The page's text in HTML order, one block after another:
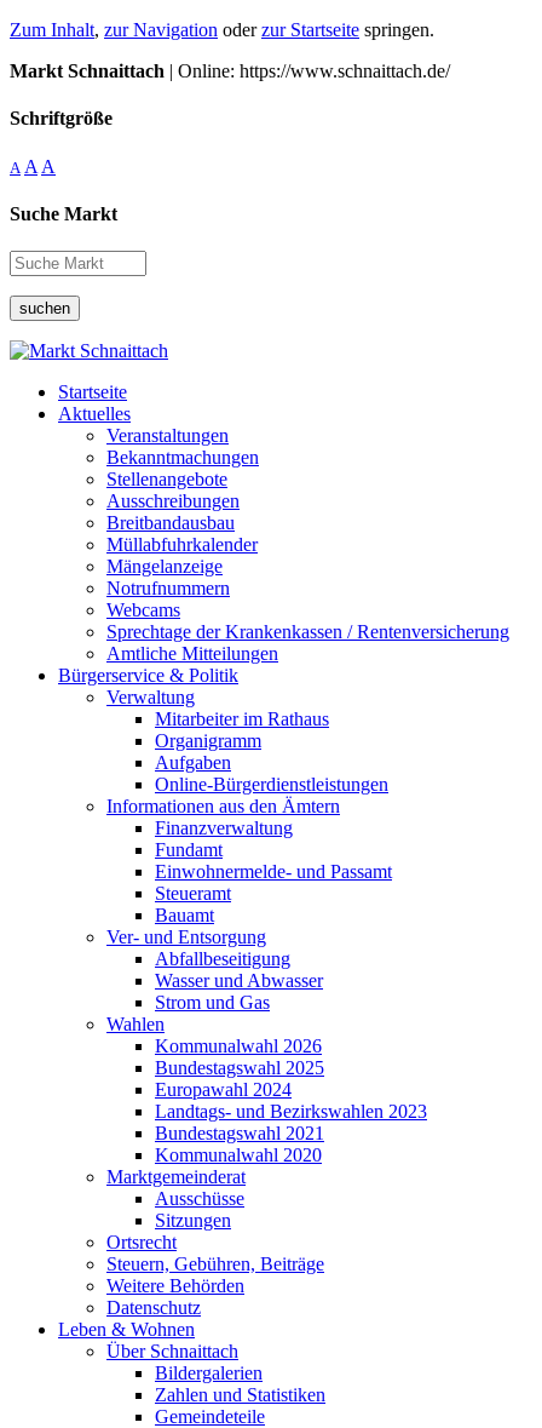
Zum Inhalt, zur Navigation oderzur Startseite springen.
Markt Schnaittach | Online: https://www.schnaittach.de/
Schriftgröße
A A A
Suche Markt
suchen
Startseite
Aktuelles
Veranstaltungen
Bekanntmachungen
Stellenangebote
Ausschreibungen
Breitbandausbau
Müllabfuhrkalender
Mängelanzeige
Notrufnummern
Webcams
Sprechtage der Krankenkassen / Rentenversicherung
Amtliche Mitteilungen
Bürgerservice & Politik
Verwaltung
Mitarbeiter im Rathaus
Organigramm
Aufgaben
Online-Bürgerdienstleistungen
Informationen aus den Ämtern
Finanzverwaltung
Fundamt
Einwohnermelde- und Passamt
Steueramt
Bauamt
Ver- und Entsorgung
Abfallbeseitigung
Wasser und Abwasser
Strom und Gas
Wahlen
Kommunalwahl 2026
Bundestagswahl 2025
Europawahl 2024
Landtags- und Bezirkswahlen 2023
Bundestagswahl 2021
Kommunalwahl 2020
Marktgemeinderat
Ausschüsse
Sitzungen
Ortsrecht
Steuern, Gebühren, Beiträge
Weitere Behörden
Datenschutz
Leben & Wohnen
Über Schnaittach
Bildergalerien
Zahlen und Statistiken
Gemeindeteile